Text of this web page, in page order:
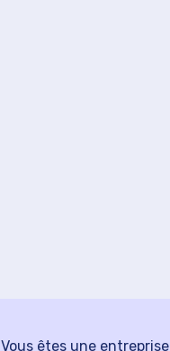
Vous êtes une entreprise